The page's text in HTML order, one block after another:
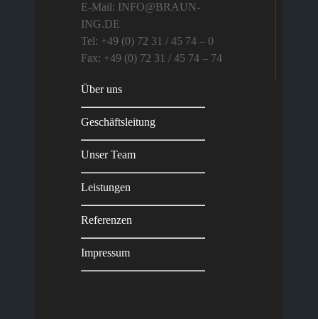
E-Mail: INFO@BRAUN-
ING.DE
Tel: +49 (0) 72 31 / 45 74 – 0
Fax: +49 (0) 72 31 / 45 74 – 74
Über uns
Geschäftsleitung
Unser Team
Leistungen
Referenzen
Impressum